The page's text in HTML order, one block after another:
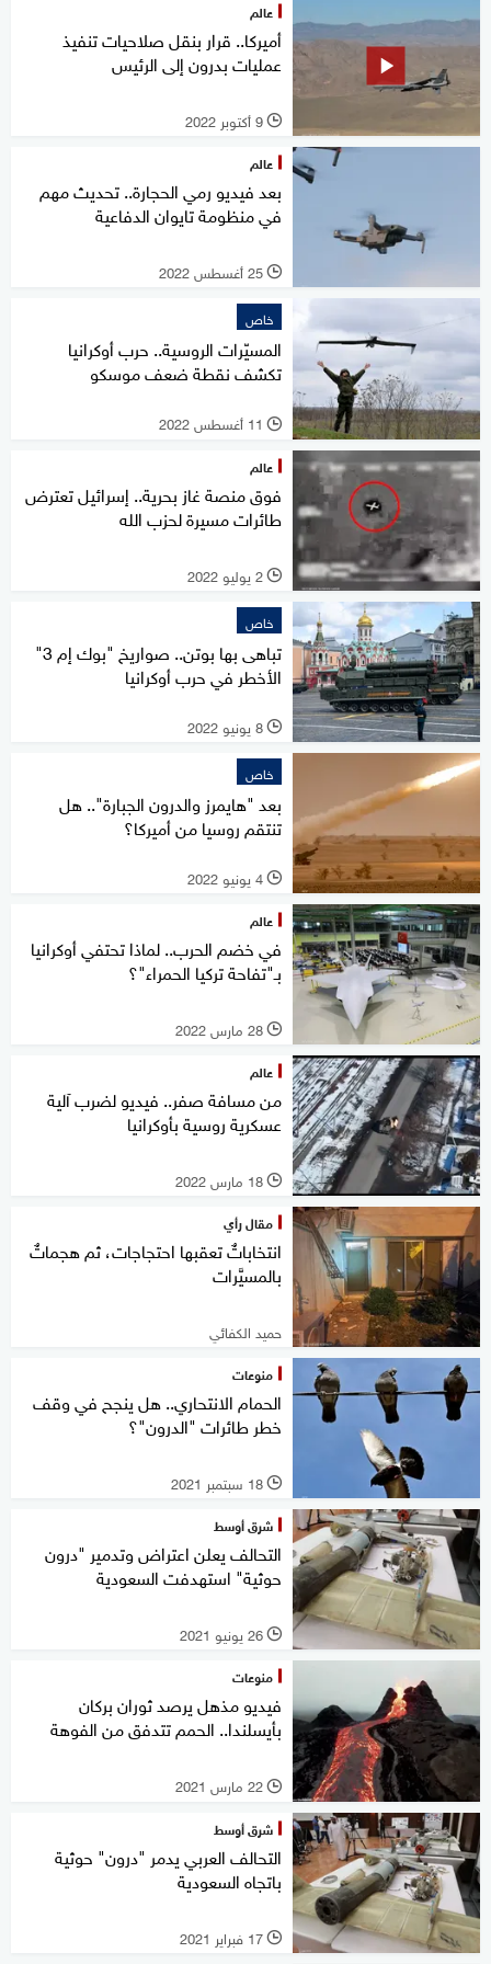
عالم
أميركا.. قرار بنقل صلاحيات تنفيذ
عمليات بدرون إلى الرئيس
l 9 أكتوبر 2022
عالم
بعد فيديو رمي الحجارة.. تحديث مهم
في منظومة تايوان الدفاعية
l 25 أغسطس 2022
خاص
المسيّرات الروسية.. حرب أوكرانيا
تكشف نقطة ضعف موسكو
l 11 أغسطس 2022
عالم
فوق منصة غاز بحرية.. إسرائيل تعترض
طائرات مسيرة لحزب الله
l 2 يوليو 2022
خاص
تباهى بها بوتن.. صواريخ "بوك إم 3"
الأخطر في حرب أوكرانيا
l 8 يونيو 2022
خاص
بعد "هايمرز والدرون الجبارة".. هل
تنتقم روسيا من أميركا؟
l 4 يونيو 2022
عالم
في خضم الحرب.. لماذا تحتفي أوكرانيا
بـ"تفاحة تركيا الحمراء"؟
l 28 مارس 2022
عالم
من مسافة صفر.. فيديو لضرب آلية
عسكرية روسية بأوكرانيا
l 18 مارس 2022
مقال رأي
انتخاباتٌ تعقبها احتجاجات، ثم هجماتٌ
بالمسيَّرات
حميد الكفائي
منوعات
الحمام الانتحاري.. هل ينجح في وقف
خطر طائرات "الدرون"؟
l 18 سبتمبر 2021
شرق أوسط
التحالف يعلن اعتراض وتدمير "درون
حوثية" استهدفت السعودية
l 26 يونيو 2021
منوعات
فيديو مذهل يرصد ثوران بركان
بأيسلندا.. الحمم تتدفق من الفوهة
l 22 مارس 2021
شرق أوسط
التحالف العربي يدمر "درون" حوثية
باتجاه السعودية
l 17 فبراير 2021